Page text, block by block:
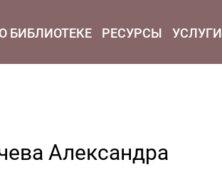
О БИБЛИОТЕКЕ РЕСУРСЫ УСЛУГИ
Александра